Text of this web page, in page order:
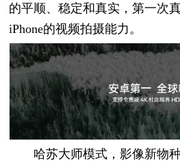
的平顺、稳定和真实，第一次
iPhone的视频拍摄能力。
哈苏大师模式，影像新物种